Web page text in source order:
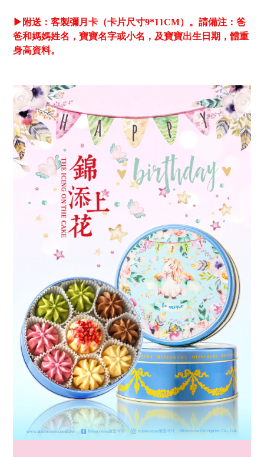
▶ 附送：客製彌月卡（卡片尺寸9*11CM）。 請備注：爸
爸和媽媽姓名，寶寶名字或小名，及寶寶出生日期，體重
身高資料。